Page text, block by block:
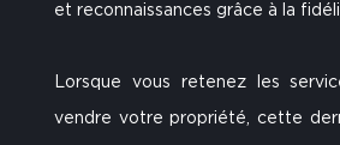
et reconnaissances grâce à la
Lorsque vous retenez les
vendre votre propriété, cette